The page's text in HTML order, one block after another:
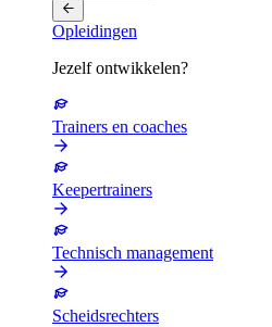
Opleidingen
Jezelf ontwikkelen?
Trainers en coaches
Keepertrainers
Technisch management
Scheidsrechters